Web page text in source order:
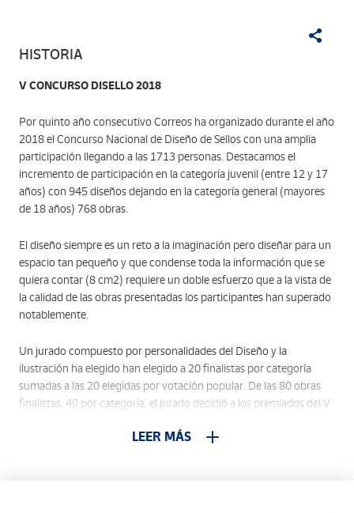
HISTORIA
V CONCURSO DISELLO 2018
Por quinto año consecutivo Correos ha organizado durante el año
2018 el Concurso Nacional de Diseño de Sellos con una amplia
participación llegando a las 1713 personas. Destacamos el
incremento de participación en la categoría juvenil (entre 12 y 17
años) con 945 diseños dejando en la categoría general (mayores
de 18 años) 768 obras.
El diseño siempre es un reto a la imaginación pero diseñar para un
espacio tan pequeño y que condense toda la información que se
quiera contar (8 cm2) requiere un doble esfuerzo que a la vista de
la calidad de las obras presentadas los participantes han superado
notablemente.
Un jurado compuesto por personalidades del Diseño y la
ilustración ha elegido han elegido a 20 finalistas por categoría
sumadas a las 20 elegidas por votación popular. De las 80 obras
finalistas, 40 por categoría, el jurado decidió a los premiados del V
LEER MÁS